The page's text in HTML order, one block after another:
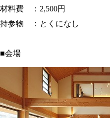
材料費 ：2,500円
持参物 ：とくになし
■会場